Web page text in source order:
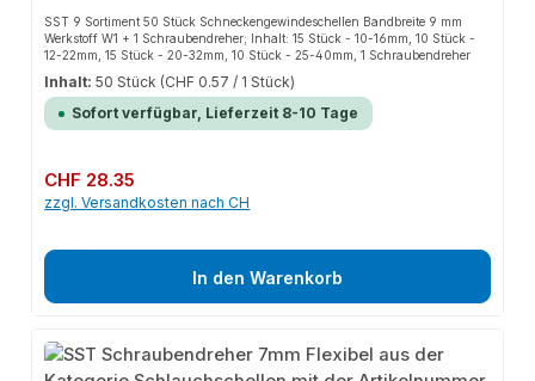
SST 9 Sortiment 50 Stück Schneckengewindeschellen Bandbreite 9 mm
Werkstoff W1 + 1 Schraubendreher; Inhalt: 15 Stück - 10-16mm, 10 Stück -
12-22mm, 15 Stück - 20-32mm, 10 Stück - 25-40mm, 1 Schraubendreher
Inhalt:50 Stück (CHF 0.57 / 1 Stück)
Sofort verfügbar, Lieferzeit 8-10 Tage
Regulärer Preis:
CHF 28.35
zzgl. Versandkosten nach CH
In den Warenkorb